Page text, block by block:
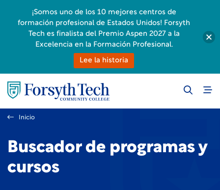
Inicio
Buscador de programas y
cursos
¡Somos uno de los 10 mejores centros de
formación profesional de Estados Unidos! Forsyth
Tech es finalista del Premio Aspen 2027 a la
Excelencia en la Formación Profesional.
Lee la historia